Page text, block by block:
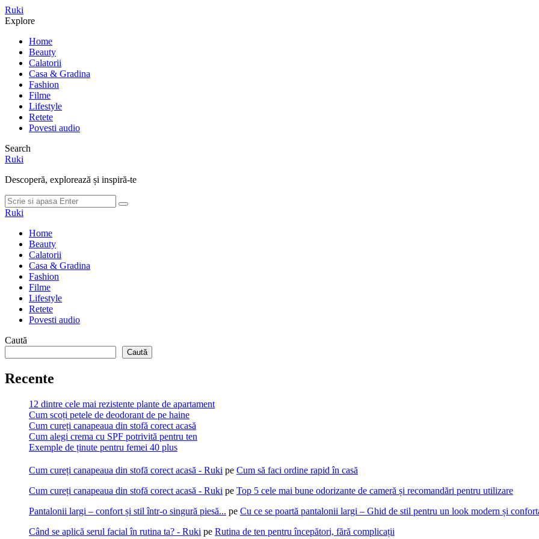
Meniu
Ruki
Cauta
Explore
Home
Beauty
Calatorii
Casa & Gradina
Fashion
Filme
Lifestyle
Retete
Povesti audio
Search
Ruki
Descoperă, explorează și inspiră-te
Cauta
dupa:
Cauta
Ruki
Home
Beauty
Calatorii
Casa & Gradina
Fashion
Filme
Lifestyle
Retete
Povesti audio
Caută
Caută
Recente
12 dintre cele mai rezistente plante de apartament
Cum scoți petele de deodorant de pe haine
Cum cureți canapeaua din stofă corect acasă
Cum alegi crema cu SPF potrivită pentru ten
Exemple de ținute pentru femei 40 plus
Cum cureți canapeaua din stofă corect acasă - Ruki pe Cum să faci ordine rapid în casă
Cum cureți canapeaua din stofă corect acasă - Ruki pe Top 5 cele mai bune odorizante de cameră și recomandări pentru utilizare
Pantalonii largi – confort și stil într-o singură piesă... pe Cu ce se poartă pantalonii largi – Ghid de stil pentru un look modern și
Când se aplică serul facial în rutina ta? - Ruki pe Rutina de ten pentru începători, fără complicații